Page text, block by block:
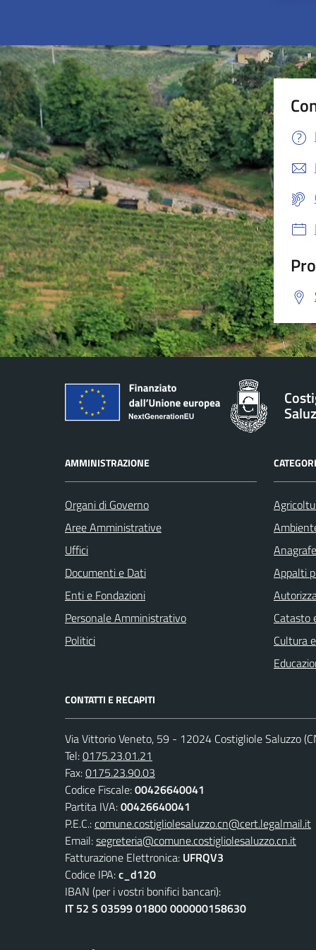
AMMINISTRAZIONE
Organi di Governo
Aree Amministrative
Uffici
Documenti e Dati
Enti e Fondazioni
Personale Amministrativo
Politici
Appalti
Catasto
Cultura
CONTATTI E RECAPITI
Via Vittorio Veneto, 59 - 12024 Costigliole Saluzzo
Tel:0175.23.01.21
Fax:0175.23.90.03
Codice Fiscale:00426640041
Partita IVA:00426640041
P.E.C.:comune.costigliolesaluzzo.cn@cert.legalmail.it
Email:segreteria@comune.costigliolesaluzzo.cn.it
Fatturazione Elettronica: UFRQV3
Codice IPA:c_d120
IBAN (per i vostri bonifici bancari):
IT 52 S 03599 01800 000000158630